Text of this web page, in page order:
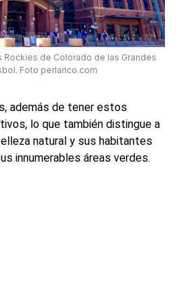
de Colorado de las Grandes
Foto perlarico.com
además de tener estos
lo que también distingue a
natural y sus habitantes
innumerables áreas verdes.